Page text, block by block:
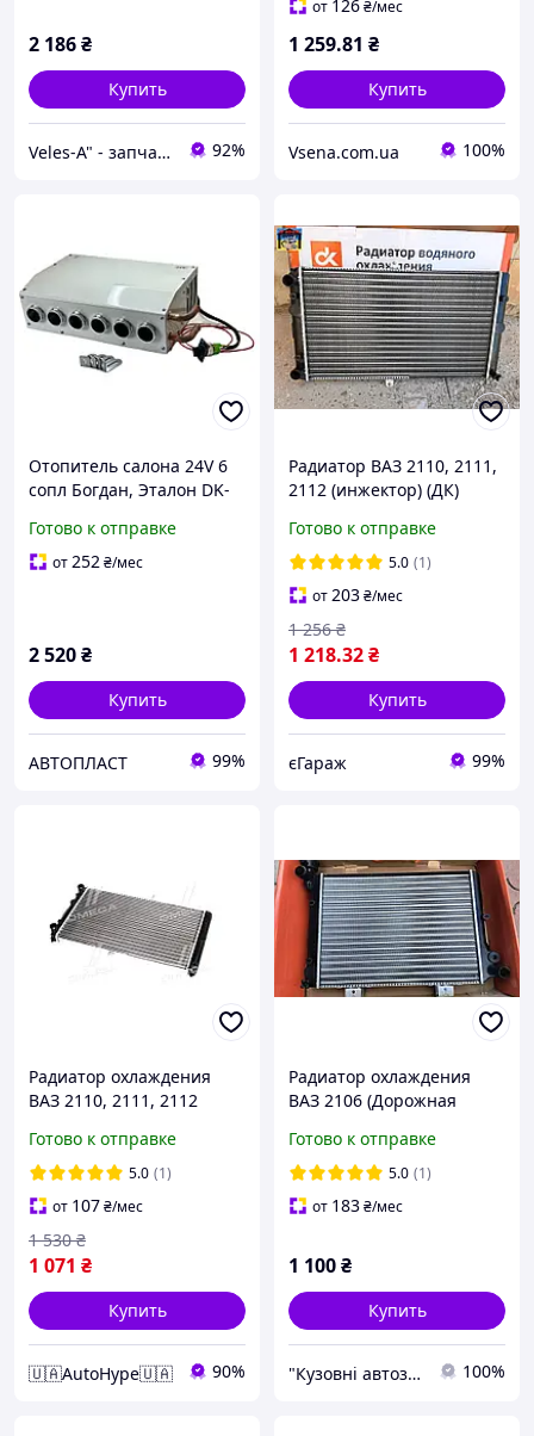
2 186₴
Купить
Veles-A" - запчасти Ваз, Таврия, Ланос, Сенс, Славута, по выгодным ценам! 92%
от 126₴/мес
1 259.81 ₴
Купить
Vsena.com.ua 100%
Отопитель салона 24V 6
сопл Богдан, Эталон DK-
Готово к отправке
от252₴/мес
2 520₴
Купить
АВТОПЛАСТ 99%
Радиатор ВАЗ 2110, 2111,
2112 (инжектор) (ДК)
Готово к отправке
5.0 (1)
от203₴/мес
1 218.32₴
1 256 ₴
Купить
єГараж 99%
Радиатор охлаждения
ВАЗ 2110, 2111, 2112
карта) 2112-1301012-10
Готово к отправке
5.0 (1)
от 107₴/мес
1 071 ₴
1 530 ₴
Купить
🇺🇦AutoHype🇺🇦 90%
Радиатор охлаждения
ВАЗ 2106 (Дорожная
Готово к отправке
5.0 (1)
от 183₴/мес
1 100₴
Купить
"Кузовні автозапчастини" 100%